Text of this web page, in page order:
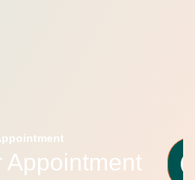
Appointment